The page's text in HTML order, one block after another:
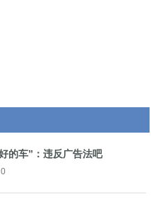
的车”：违反广告法吧
0